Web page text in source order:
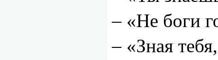
– «Не боги
– «Зная